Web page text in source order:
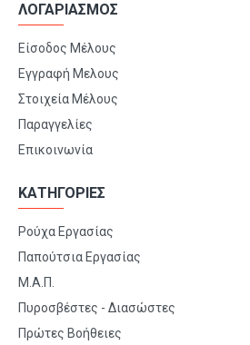
ΛΟΓΑΡΙΑΣΜΟΣ
Είσοδος Μέλους
Εγγραφή Μελους
Στοιχεία Μέλους
Παραγγελίες
Επικοινωνία
ΚΑΤΗΓΟΡΙΕΣ
Ρούχα Εργασίας
Παπούτσια Εργασίας
Μ.Α.Π.
Πυροσβέστες - Διασώστες
Πρώτες Βοήθειες